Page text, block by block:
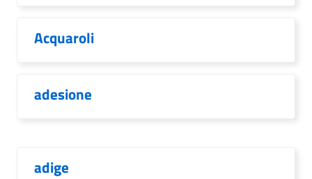
Acquaroli
adesione
adige